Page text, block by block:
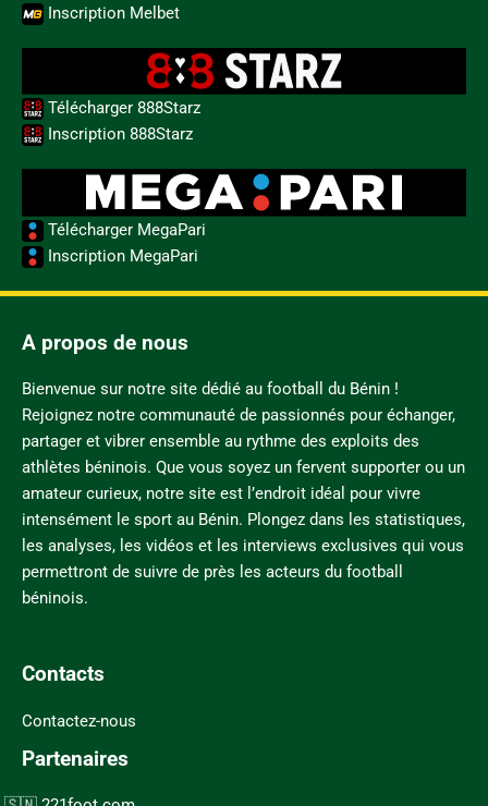
Inscription Melbet
Télécharger 888Starz
Inscription 888Starz
Télécharger MegaPari
Inscription MegaPari
A propos de nous
Bienvenue sur notre site dédié au football du Bénin !
Rejoignez notre communauté de passionnés pour échanger,
partager et vibrer ensemble au rythme des exploits des
athlètes béninois. Que vous soyez un fervent supporter ou un
amateur curieux, notre site est l’endroit idéal pour vivre
intensément le sport au Bénin. Plongez dans les statistiques,
les analyses, les vidéos et les interviews exclusives qui vous
permettront de suivre de près les acteurs du football
béninois.
Contacts
Contactez-nous
Partenaires